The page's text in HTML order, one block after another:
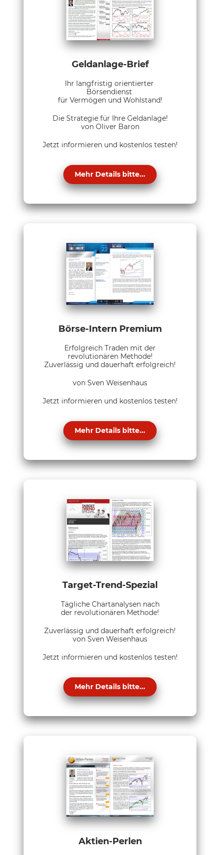
Geldanlage-Brief
Ihr langfristig orientierter
Börsendienst
für Vermögen und Wohlstand!
Die Strategie für Ihre Geldanlage!
von Oliver Baron
Jetzt informieren und kostenlos testen!
Mehr Details bitte...
Börse-Intern Premium
Erfolgreich Traden mit der
revolutionären Methode!
Zuverlässig und dauerhaft erfolgreich!
von Sven Weisenhaus
Jetzt informieren und kostenlos testen!
Mehr Details bitte...
Target-Trend-Spezial
Tägliche Chartanalysen nach
der revolutionären Methode!
Zuverlässig und dauerhaft erfolgreich!
von Sven Weisenhaus
Jetzt informieren und kostenlos testen!
Mehr Details bitte...
Aktien-Perlen